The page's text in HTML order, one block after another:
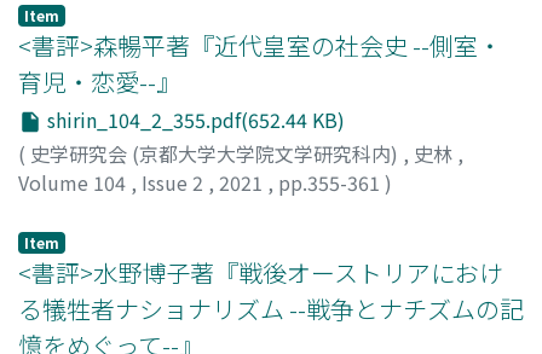
Jicheng Yinshuju 図書集成印書局, located in Shanghaiʼs
foreign concession上 海租界, republished a large
number of a stereotype edition of A Record of Ten Days
in Yangzhou, which was based on the Daoguang edition.
As a result, the book became easily accessible to the
general public. Around 1903, Chinese students in Japan
used A Record of Ten Days in Yangzhou to promote the
represented by the ideology of taking revenge down to
the ninth generation 九世復讐論, was also popularized
by Chinese students in Japan through the versions in
Luchen Congshu 陸沈叢書 and the Chinese Vernacular
Item
<書評>森暢平著『近代皇室の社会史 --側室・
育児・恋愛--』
shirin_104_2_355.pdf(652.44 KB)
( 史学研究会 (京都大学大学院文学研究科内) , 史林 ,
Volume 104 , Issue 2 , 2021 , pp.355-361 )
Item
<書評>水野博子著『戦後オーストリアにおけ
る犠牲者ナショナリズム --戦争とナチズムの記
憶をめぐって--』